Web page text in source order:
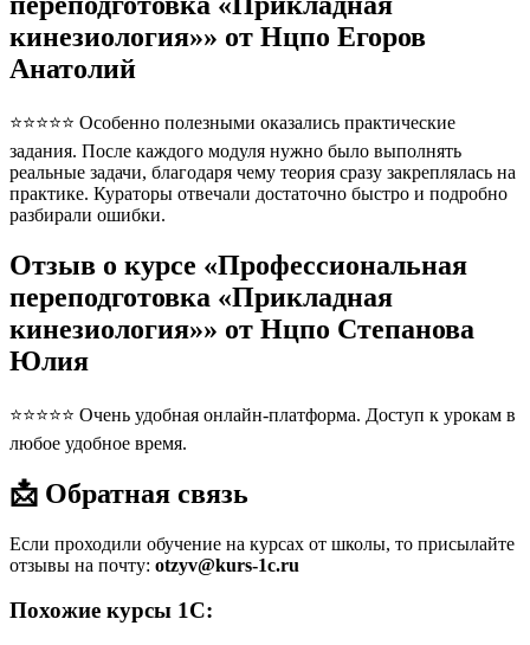
кинезиология»» от Нцпо Егоров
Анатолий
⭐⭐⭐⭐⭐ Особенно полезными оказались практические
задания. После каждого модуля нужно было выполнять
реальные задачи, благодаря чему теория сразу закреплялась на
практике. Кураторы отвечали достаточно быстро и подробно
разбирали ошибки.
Отзыв о курсе «Профессиональная
переподготовка «Прикладная
кинезиология»» от Нцпо Степанова
Юлия
⭐⭐⭐⭐⭐ Очень удобная онлайн-платформа. Доступ к урокам в
любое удобное время.
📩 Обратная связь
Если проходили обучение на курсах от школы, то присылайте
отзывы на почту: otzyv@kurs-1c.ru
Похожие курсы 1С: